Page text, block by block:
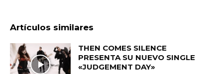
Artículos similares
THEN COMES SILENCE
PRESENTA SU NUEVO SINGLE
«JUDGEMENT DAY»